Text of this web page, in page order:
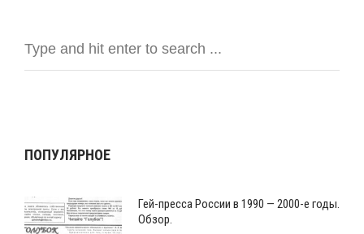
ПОПУЛЯРНОЕ
Гей-пресса России в 1990 — 2000-е годы.
Обзор.